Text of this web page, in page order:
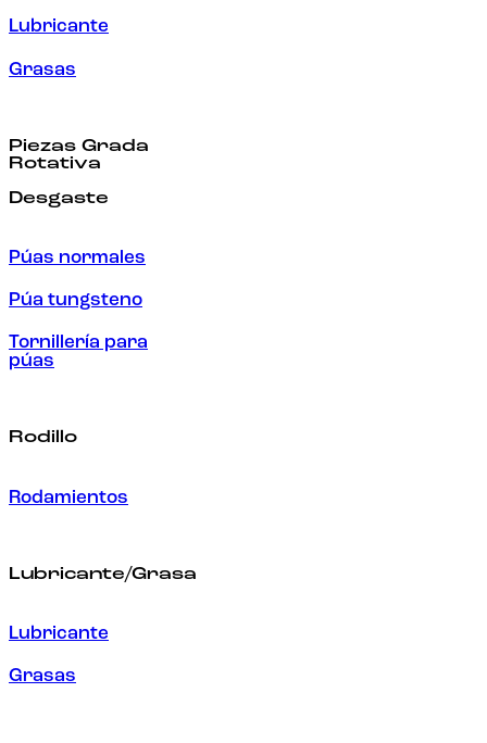
Lubricante
Grasas
Piezas Grada
Rotativa
Desgaste
Púas normales
Púa tungsteno
Tornillería para
púas
Rodillo
Rodamientos
Lubricante/Grasa
Lubricante
Grasas